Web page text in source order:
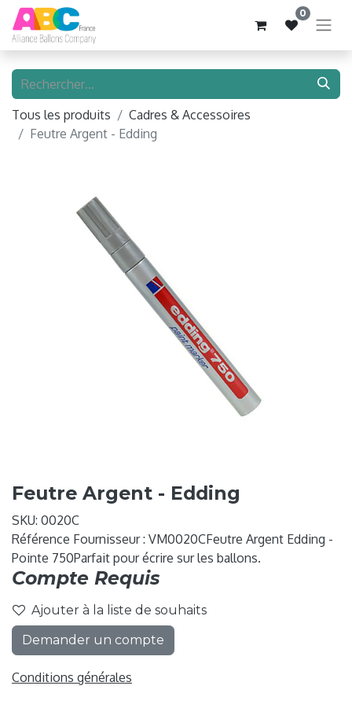
0
Tous les produits
Cadres & Accessoires
Feutre Argent - Edding
Feutre Argent - Edding
SKU: 0020C
Référence Fournisseur : VM0020CFeutre Argent Edding -
Pointe 750Parfait pour écrire sur les ballons.
Compte Requis
Ajouter à la liste de souhaits
Demander un compte
Conditions générales